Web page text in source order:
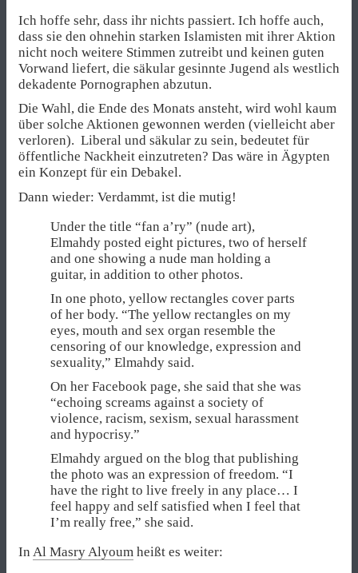
Ich hoffe sehr, dass ihr nichts passiert. Ich hoffe auch,
dass sie den ohnehin starken Islamisten mit ihrer Aktion
nicht noch weitere Stimmen zutreibt und keinen guten
Vorwand liefert, die säkular gesinnte Jugend als westlich
dekadente Pornographen abzutun.
Die Wahl, die Ende des Monats ansteht, wird wohl kaum
über solche Aktionen gewonnen werden (vielleicht aber
verloren). Liberal und säkular zu sein, bedeutet für
öffentliche Nackheit einzutreten? Das wäre in Ägypten
ein Konzept für ein Debakel.
Dann wieder: Verdammt, ist die mutig!
Under the title “fan a’ry” (nude art),
Elmahdy posted eight pictures, two of herself
and one showing a nude man holding a
guitar, in addition to other photos.
In one photo, yellow rectangles cover parts
of her body. “The yellow rectangles on my
eyes, mouth and sex organ resemble the
censoring of our knowledge, expression and
sexuality,” Elmahdy said.
On her Facebook page, she said that she was
“echoing screams against a society of
violence, racism, sexism, sexual harassment
and hypocrisy.”
Elmahdy argued on the blog that publishing
the photo was an expression of freedom. “I
have the right to live freely in any place… I
feel happy and self satisfied when I feel that
I’m really free,” she said.
In Al Masry Alyoum heißt es weiter: